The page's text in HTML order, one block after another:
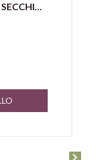
INVOLTINI DI POMODORI SECCHI E ACCIUGHE DI BARBIERI ALTOMONTE